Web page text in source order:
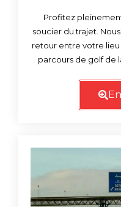
Profitez
soucier du trajet.
retour entre votre
parcours de golf de